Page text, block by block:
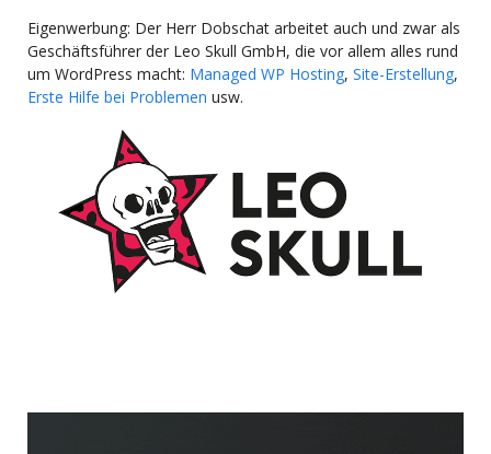
Eigenwerbung: Der Herr Dobschat arbeitet auch und zwar als
Geschäftsführer der Leo Skull GmbH, die vor allem alles rund
um WordPress macht: Managed WP Hosting, Site-Erstellung,
Erste Hilfe bei Problemen usw.